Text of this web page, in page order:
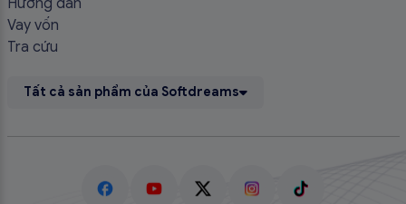
Vay vốn
Tra cứu
Tất cả sản phẩm của Softdreams